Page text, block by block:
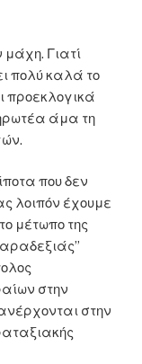
μάχη. Γιατί
πολύ καλά το
προεκλογικά
άμα τη
που δεν
λοιπόν έχουμε
μέτωπο της
στην
στην